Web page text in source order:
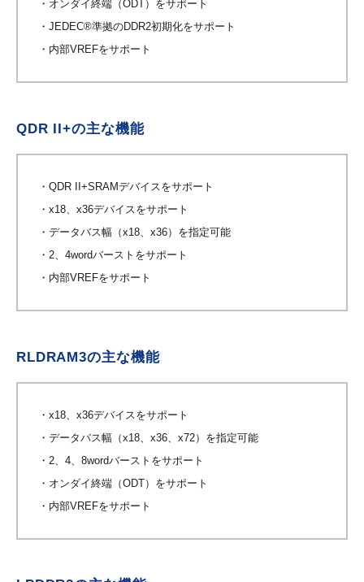
・オンダイ終端（ODT）をサポート
・JEDEC®準拠のDDR2初期化をサポート
・内部VREFをサポート
QDR II+の主な機能
・QDR II+SRAMデバイスをサポート
・x18、x36デバイスをサポート
・データバス幅（x18、x36）を指定可能
・2、4wordバーストをサポート
・内部VREFをサポート
RLDRAM3の主な機能
・x18、x36デバイスをサポート
・データバス幅（x18、x36、x72）を指定可能
・2、4、8wordバーストをサポート
・オンダイ終端（ODT）をサポート
・内部VREFをサポート